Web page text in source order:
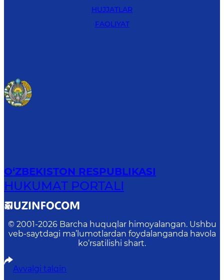
HUJJATLAR
FAOLIYAT
O‘ZBEKISTON RESPUBLIKASI
HUKUMAT PORTALI
© 2001-2026 Barcha huquqlar himoyalangan. Ushbu
veb-saytdagi ma’lumotlardan foydalanganda havola
ko‘rsatilishi shart.
Avvalgi talqin